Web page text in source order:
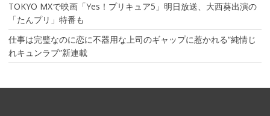
TOKYO MXで映画「Yes！プリキュア5」明日放送、大西葵出演の
「たんプリ」特番も
仕事は完璧なのに恋に不器用な上司のギャップに惹かれる“純情じ
れキュンラブ”新連載